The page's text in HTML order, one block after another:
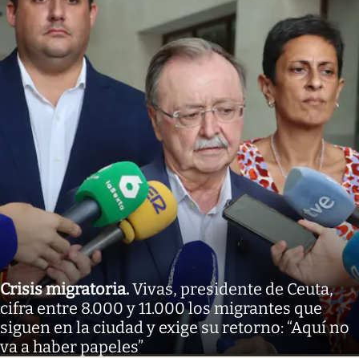
Crisis migratoria.Vivas, presidente de Ceuta,
cifra entre 8.000 y 11.000 los migrantes que
siguen en la ciudad y exige su retorno: “Aquí no
va a haber papeles”